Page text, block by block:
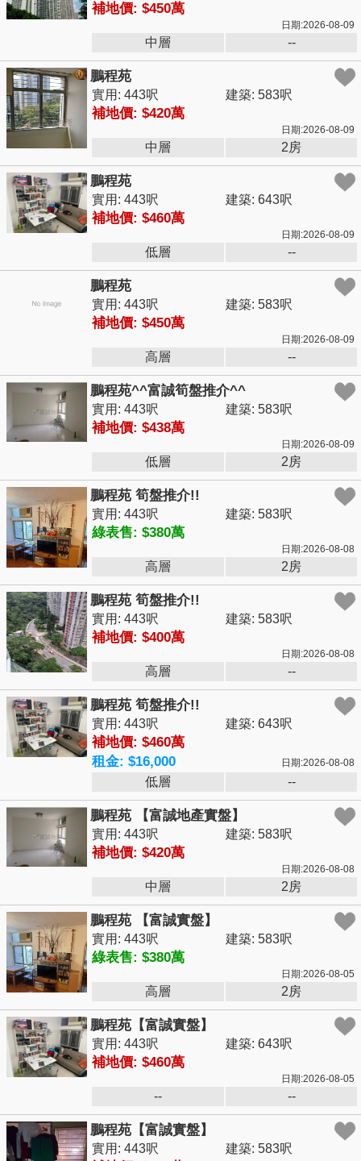
補地價: $450萬
日期:2026-08-09
中層 --
鵬程苑
實用: 443呎 建築: 583呎
補地價: $420萬
日期:2026-08-09
中層 2房
鵬程苑
實用: 443呎 建築: 643呎
補地價: $460萬
日期:2026-08-09
低層 --
鵬程苑
實用: 443呎 建築: 583呎
補地價: $450萬
日期:2026-08-09
高層 --
鵬程苑^^富誠筍盤推介^^
實用: 443呎 建築: 583呎
補地價: $438萬
日期:2026-08-09
低層 2房
鵬程苑 筍盤推介!!
實用: 443呎 建築: 583呎
綠表售: $380萬
日期:2026-08-08
高層 2房
鵬程苑 筍盤推介!!
實用: 443呎 建築: 583呎
補地價: $400萬
日期:2026-08-08
高層 --
鵬程苑 筍盤推介!!
實用: 443呎 建築: 643呎
補地價: $460萬
租金: $16,000
日期:2026-08-08
低層 --
鵬程苑 【富誠地產實盤】
實用: 443呎 建築: 583呎
補地價: $420萬
日期:2026-08-08
中層 2房
鵬程苑 【富誠實盤】
實用: 443呎 建築: 583呎
綠表售: $380萬
日期:2026-08-05
高層 2房
鵬程苑【富誠實盤】
實用: 443呎 建築: 643呎
補地價: $460萬
日期:2026-08-05
-- --
鵬程苑【富誠實盤】
實用: 443呎 建築: 583呎